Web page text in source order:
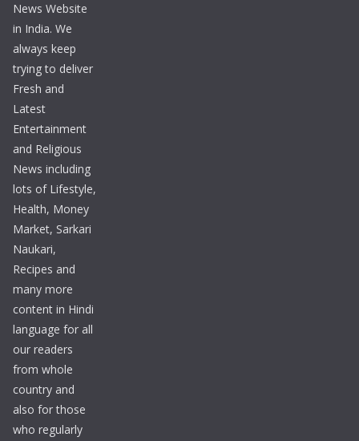
News Website
in India. We
always keep
trying to deliver
Fresh and
Latest
Entertainment
and Religious
News including
lots of Lifestyle,
Health, Money
Market, Sarkari
Naukari,
Recipes and
many more
content in Hindi
language for all
our readers
from whole
country and
also for those
who regularly